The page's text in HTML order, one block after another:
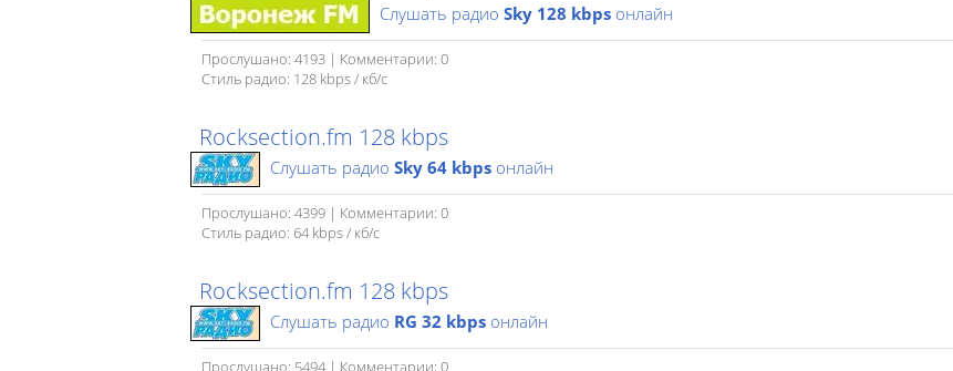
Слушать радио Sky 128 kbps онлайн
Прослушано: 4193 | Комментарии: 0
Стиль радио: 128 kbps / кб/c
Rocksection.fm 128 kbps
Слушать радио Sky 64 kbps онлайн
Прослушано: 4399 | Комментарии: 0
Стиль радио: 64 kbps / кб/c
Rocksection.fm 128 kbps
Слушать радио RG 32 kbps онлайн
Прослушано: 5494 | Комментарии: 0